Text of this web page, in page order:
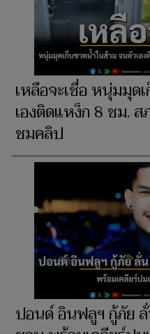
เหลือจะเชื่อ หนุ่มมุด
เองติดแหง็ก 8 ชม.
ชมคลิป
ปอนด์ อินฟลูฯ กู้ภัย